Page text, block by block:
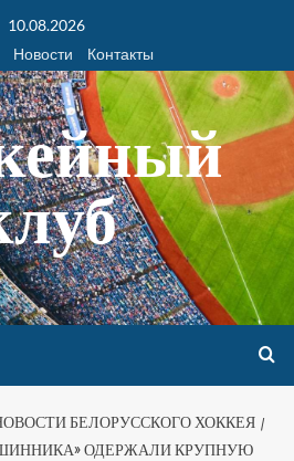
10.08.2026
Новости Контакты
БЕЛОРУССКОГО ХОККЕЯ
ОДЕРЖАЛИ КРУПНУЮ